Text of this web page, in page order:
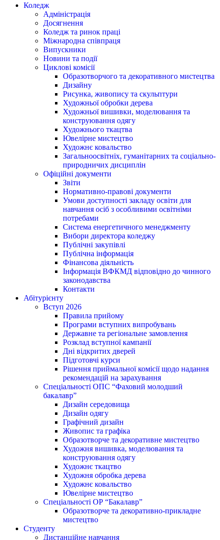
Коледж
Адміністрація
Досягнення
Коледж та ринок праці
Міжнародна співпраця
Випускники
Новини та події
Циклові комісії
Образотворчого та декоративного мистецтва
Дизайну
Рисунка, живопису та скульптури
Художньої обробки дерева
Художньої вишивки, моделювання та
конструювання одягу
Художнього ткацтва
Ювелірне мистецтво
Художнє ковальство
Загальноосвітніх, гуманітарних та соціально-
природничих дисциплін
Офіційні документи
Звіти
Нормативно-правові документи
Умови доступності закладу освіти для
навчання осіб з особливими освітніми
потребами
Система енергетичного менеджменту
Вибори директора коледжу
Публічні закупівлі
Публічна інформація
Фінансова діяльність
Інформація ВФКМД відповідно до чинного
законодавства
Контакти
Абітурієнту
Вступ 2026
Правила прийому
Програми вступних випробувань
Державне та регіональне замовлення
Розклад вступної кампанії
Дні відкритих дверей
Підготовчі курси
Рішення приймальної комісії щодо надання
рекомендацій на зарахування
Спеціальності ОПС “Фаховий молодший
бакалавр”
Дизайн середовища
Дизайн одягу
Графічний дизайн
Живопис та графіка
Образотворче та декоративне мистецтво
Художня вишивка, моделювання та
конструювання одягу
Художнє ткацтво
Художня обробка дерева
Художнє ковальство
Ювелірне мистецтво
Спеціальності ОР “Бакалавр”
Образотворче та декоративно-прикладне
мистецтво
Студенту
Дистанційне навчання